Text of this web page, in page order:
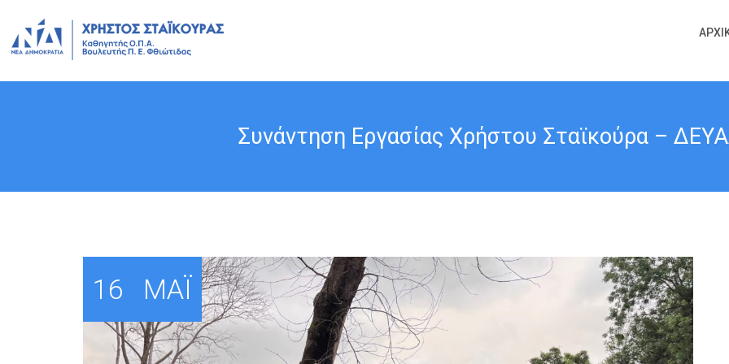
Συνάντηση Εργασίας Χρήστου Σταϊκούρα –
16 ΜΆΙ